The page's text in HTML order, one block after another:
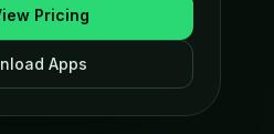
View Pricing
Download Apps